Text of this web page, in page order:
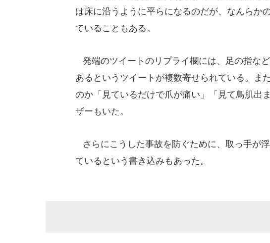
は床に沿うように平らになるのだが、なんらか
ていることもある。
発端のツイートのリプライ欄には、足の指な
あるというツイートが複数寄せられている。ま
のか「見ているだけで爪が痛い」「見て鳥肌出
ザーもいた。
さらにこうした事故を防ぐために、取っ手が
ているという書き込みもあった。